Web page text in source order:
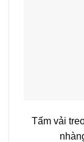
Tấm vải